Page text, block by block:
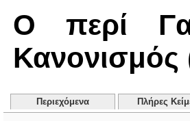
Ο περί
Κανονισμός
Περιεχόμενα Πλήρες